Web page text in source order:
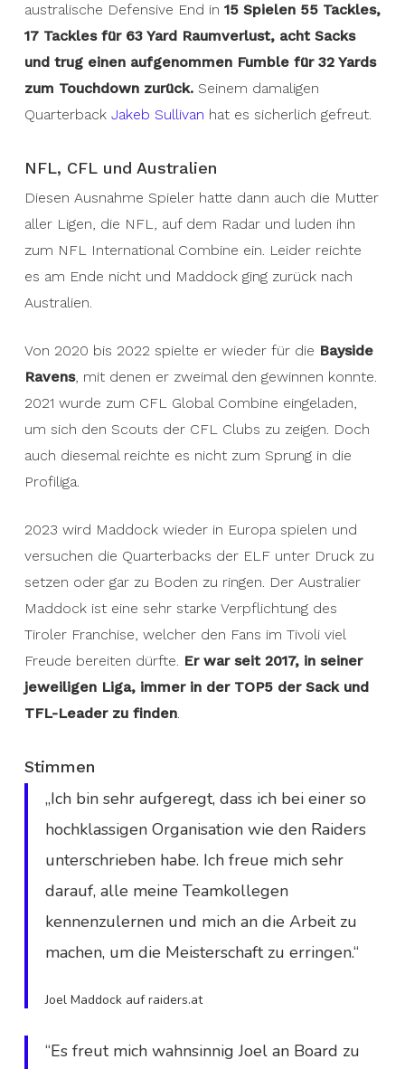
australische Defensive End in 15 Spielen 55 Tackles,
17 Tackles für 63 Yard Raumverlust, acht Sacks
und trug einen aufgenommen Fumble für 32 Yards
zum Touchdown zurück.Seinem damaligen
Quarterback Jakeb Sullivan hat es sicherlich gefreut.
NFL, CFL und Australien
Diesen Ausnahme Spieler hatte dann auch die Mutter
aller Ligen, die NFL, auf dem Radar und luden ihn
zum NFL International Combine ein. Leider reichte
es am Ende nicht und Maddock ging zurück nach
Australien.
Von 2020 bis 2022 spielte er wieder für die Bayside
Ravens, mit denen er zweimal den gewinnen konnte.
2021 wurde zum CFL Global Combine eingeladen,
um sich den Scouts der CFL Clubs zu zeigen. Doch
auch diesemal reichte es nicht zum Sprung in die
Profiliga.
2023 wird Maddock wieder in Europa spielen und
versuchen die Quarterbacks der ELF unter Druck zu
setzen oder gar zu Boden zu ringen. Der Australier
Maddock ist eine sehr starke Verpflichtung des
Tiroler Franchise, welcher den Fans im Tivoli viel
Freude bereiten dürfte. Er war seit 2017, in seiner
jeweiligen Liga, immer in der TOP5 der Sack und
TFL-Leader zu finden.
Stimmen
„Ich bin sehr aufgeregt, dass ich bei einer so
hochklassigen Organisation wie den Raiders
unterschrieben habe. Ich freue mich sehr
darauf, alle meine Teamkollegen
kennenzulernen und mich an die Arbeit zu
machen, um die Meisterschaft zu erringen.“
Joel Maddock auf raiders.at
“Es freut mich wahnsinnig Joel an Board zu